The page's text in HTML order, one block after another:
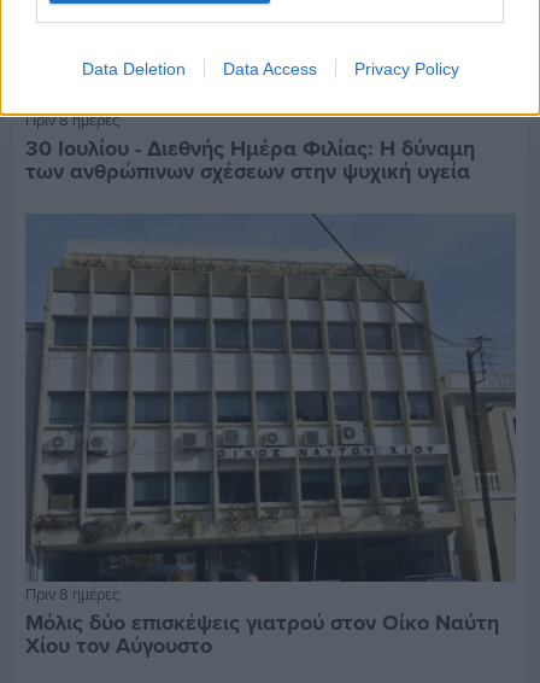
Data Deletion Data Access Privacy Policy
Πριν 8 ημέρες
30 Ιουλίου - Διεθνής Ημέρα Φιλίας: Η δύναμη
των ανθρώπινων σχέσεων στην ψυχική υγεία
Πριν 8 ημέρες
Μόλις δύο επισκέψεις γιατρού στον Οίκο Ναύτη
Χίου τον Αύγουστο